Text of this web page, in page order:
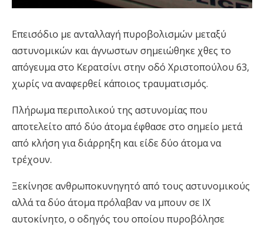
Επεισόδιο με ανταλλαγή πυροβολισμών μεταξύ
αστυνομικών και άγνωστων σημειώθηκε χθες το
απόγευμα στο Κερατσίνι στην οδό Χριστοπούλου 63,
χωρίς να αναφερθεί κάποιος τραυματισμός.
Πλήρωμα περιπολικού της αστυνομίας που
αποτελείτο από δύο άτομα έφθασε στο σημείο μετά
από κλήση για διάρρηξη και είδε δύο άτομα να
τρέχουν.
Ξεκίνησε ανθρωποκυνηγητό από τους αστυνομικούς
αλλά τα δύο άτομα πρόλαβαν να μπουν σε ΙΧ
αυτοκίνητο, ο οδηγός του οποίου πυροβόλησε